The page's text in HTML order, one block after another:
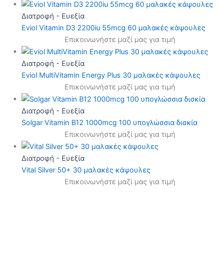
Διατροφή - Ευεξία
Eviol Vitamin D3 2200iu 55mcg 60 μαλακές κάψουλες
Επικοινωνήστε μαζί μας για τιμή
Διατροφή - Ευεξία
Eviol MultiVitamin Energy Plus 30 μαλακές κάψουλες
Επικοινωνήστε μαζί μας για τιμή
Διατροφή - Ευεξία
Solgar Vitamin B12 1000mcg 100 υπογλώσσια δισκία
Επικοινωνήστε μαζί μας για τιμή
Διατροφή - Ευεξία
Vital Silver 50+ 30 μαλακές κάψουλες
Επικοινωνήστε μαζί μας για τιμή